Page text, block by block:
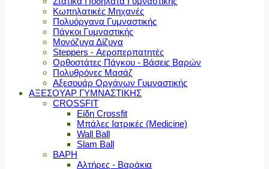
Κωπηλατικές Μηχανές
Πολυόργανα Γυμναστικής
Πάγκοι Γυμναστικής
Μονόζυγα Δίζυγα
Steppers - Αεροπερπατητές
Ορθοστάτες Πάγκου - Βάσεις Βαρών
Πολυθρόνες Μασάζ
Αξεσουάρ Οργάνων Γυμναστικής
ΑΞΕΣΟΥΑΡ ΓΥΜΝΑΣΤΙΚΗΣ
CROSSFIT
Είδη Crossfit
Μπάλες Ιατρικές (Medicine)
Wall Ball
Slam Ball
ΒΑΡΗ
Αλτήρες - Βαράκια